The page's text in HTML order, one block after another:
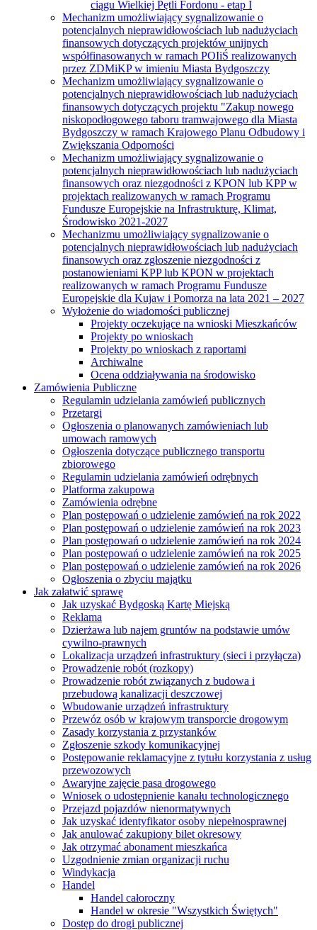
ciągu Wielkiej Pętli Fordonu - etap I
Mechanizm umożliwiający sygnalizowanie o
potencjalnych nieprawidłowościach lub nadużyciach
finansowych dotyczących projektów unijnych
współfinasowanych w ramach POIiŚ realizowanych
przez ZDMiKP w imieniu Miasta Bydgoszczy
Mechanizm umożliwiający sygnalizowanie o
potencjalnych nieprawidłowościach lub nadużyciach
finansowych dotyczących projektu "Zakup nowego
niskopodłogowego taboru tramwajowego dla Miasta
Bydgoszczy w ramach Krajowego Planu Odbudowy i
Zwiększania Odporności
Mechanizm umożliwiający sygnalizowanie o
potencjalnych nieprawidłowościach lub nadużyciach
finansowych oraz niezgodności z KPON lub KPP w
projektach realizowanych w ramach Programu
Fundusze Europejskie na Infrastrukturę, Klimat,
Środowisko 2021-2027
Mechanizmu umożliwiający sygnalizowanie o
potencjalnych nieprawidłowościach lub nadużyciach
finansowych oraz zgłoszenie niezgodności z
postanowieniami KPP lub KPON w projektach
realizowanych w ramach Programu Fundusze
Europejskie dla Kujaw i Pomorza na lata 2021 – 2027
Wyłożenie do wiadomości publicznej
Projekty oczekujące na wnioski Mieszkańców
Projekty po wnioskach
Projekty po wnioskach z raportami
Archiwalne
Ocena oddziaływania na środowisko
Zamówienia Publiczne
Regulamin udzielania zamówień publicznych
Przetargi
Ogłoszenia o planowanych zamówieniach lub
umowach ramowych
Ogłoszenia dotyczące publicznego transportu
zbiorowego
Regulamin udzielania zamówień odrębnych
Platforma zakupowa
Zamówienia odrębne
Plan postępowań o udzielenie zamówień na rok 2022
Plan postępowań o udzielenie zamówień na rok 2023
Plan postępowań o udzielenie zamówień na rok 2024
Plan postępowań o udzielenie zamówień na rok 2025
Plan postępowań o udzielenie zamówień na rok 2026
Ogłoszenia o zbyciu majątku
Jak załatwić sprawę
Jak uzyskać Bydgoską Kartę Miejską
Reklama
Dzierżawa lub najem gruntów na podstawie umów
cywilno-prawnych
Lokalizacja urządzeń infrastruktury (sieci i przyłącza)
Prowadzenie robót (rozkopy)
Prowadzenie robót związanych z budowa i
przebudową kanalizacji deszczowej
Wbudowanie urządzeń infrastruktury
Przewóz osób w krajowym transporcie drogowym
Zasady korzystania z przystanków
Zgłoszenie szkody komunikacyjnej
Postępowanie reklamacyjne z tytułu korzystania z usług
przewozowych
Awaryjne zajęcie pasa drogowego
Wniosek o udostępnienie kanału technologicznego
Przejazd pojazdów nienormatywnych
Jak uzyskać identyfikator osoby niepełnosprawnej
Jak anulować zakupiony bilet okresowy
Jak otrzymać abonament mieszkańca
Uzgodnienie zmian organizacji ruchu
Windykacja
Handel
Handel całoroczny
Handel w okresie "Wszystkich Świętych"
Dostęp do drogi publicznej